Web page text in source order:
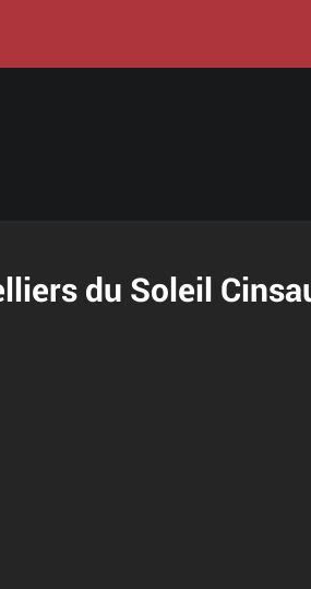
du Soleil